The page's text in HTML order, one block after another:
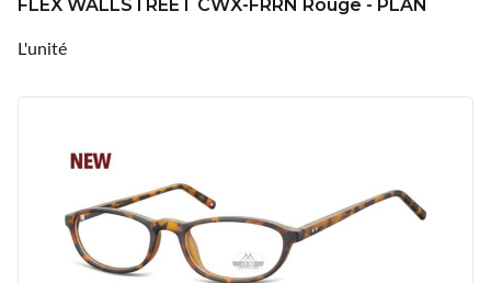
FLEX WALLSTREET CWX-FRRN Rouge - PLAN
L'unité